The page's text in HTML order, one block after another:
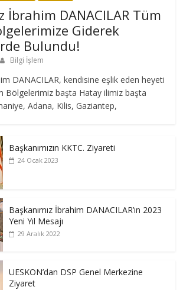
İbrahim DANACILAR Tüm
Giderek
Bulundu!
Bilgi İşlem
DANACILAR, kendisine eşlik eden heyeti
Bölgelerimiz başta Hatay ilimiz başta
Adana, Kilis, Gaziantep,
Başkanımızın KKTC. Ziyareti
24 Ocak 2023
Başkanımız İbrahim DANACILAR’ın 2023
Yeni Yıl Mesajı
29 Aralık 2022
UESKON’dan DSP Genel Merkezine
Ziyaret